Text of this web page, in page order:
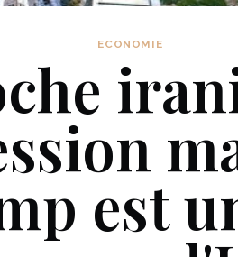
ECONOMIE
est